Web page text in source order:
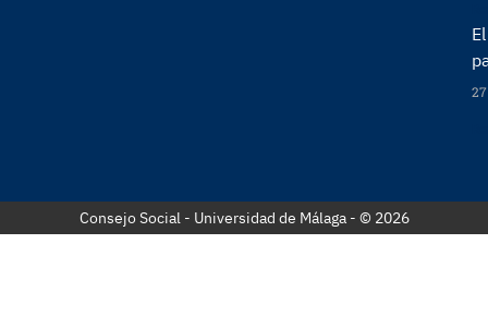
Consejo Social - Universidad de Málaga - © 2026